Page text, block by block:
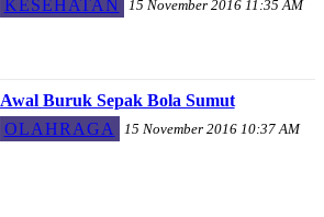
KESEHATAN
15 November 2016 11:35 AM
Awal Buruk Sepak Bola Sumut
OLAHRAGA
15 November 2016 10:37 AM